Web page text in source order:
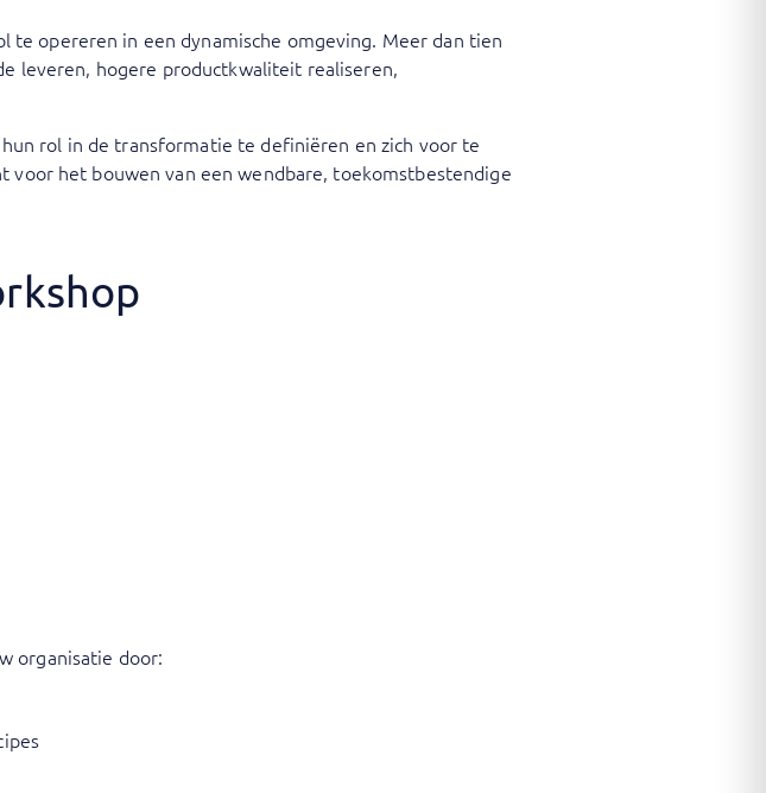
te opereren in een dynamische omgeving. Meer dan tien
leveren, hogere productkwaliteit realiseren,
rol in de transformatie te definiëren en zich voor te
voor het bouwen van een wendbare, toekomstbestendige
organisatie door: